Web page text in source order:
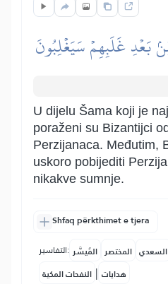
بَعۡدِ غَلَبِهِمۡ سَيَغۡلِبُونَ
U dijelu Šama koji je
poraženi su Bizantijci
Perzijanaca. Međutim,
uskoro pobijediti
nikakve sumnje.
Shfaq përkthimet e tjera
التفاسير: المُيسَّر المختصر السعدي
النفحات المكية | هدايات